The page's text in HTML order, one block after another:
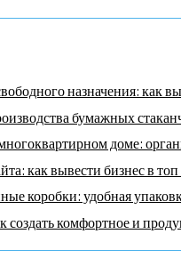
назначения: как
бумажных
доме:
как вывести бизнес в
коробки: удобная
создать комфортное и